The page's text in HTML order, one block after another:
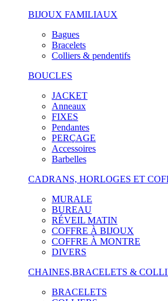
BIJOUX FAMILIAUX
Bagues
Bracelets
Colliers & pendentifs
BOUCLES
JACKET
Anneaux
FIXES
Pendantes
PERÇAGE
Accessoires
Barbelles
CADRANS, HORLOGES ET
MURALE
BUREAU
RÉVEIL MATIN
COFFRE À BIJOUX
COFFRE À MONTRE
DIVERS
CHAINES,BRACELETS &
BRACELETS